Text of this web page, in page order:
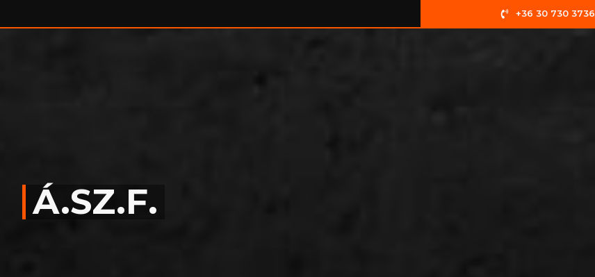
+36 30 730 3736
Á.SZ.F.